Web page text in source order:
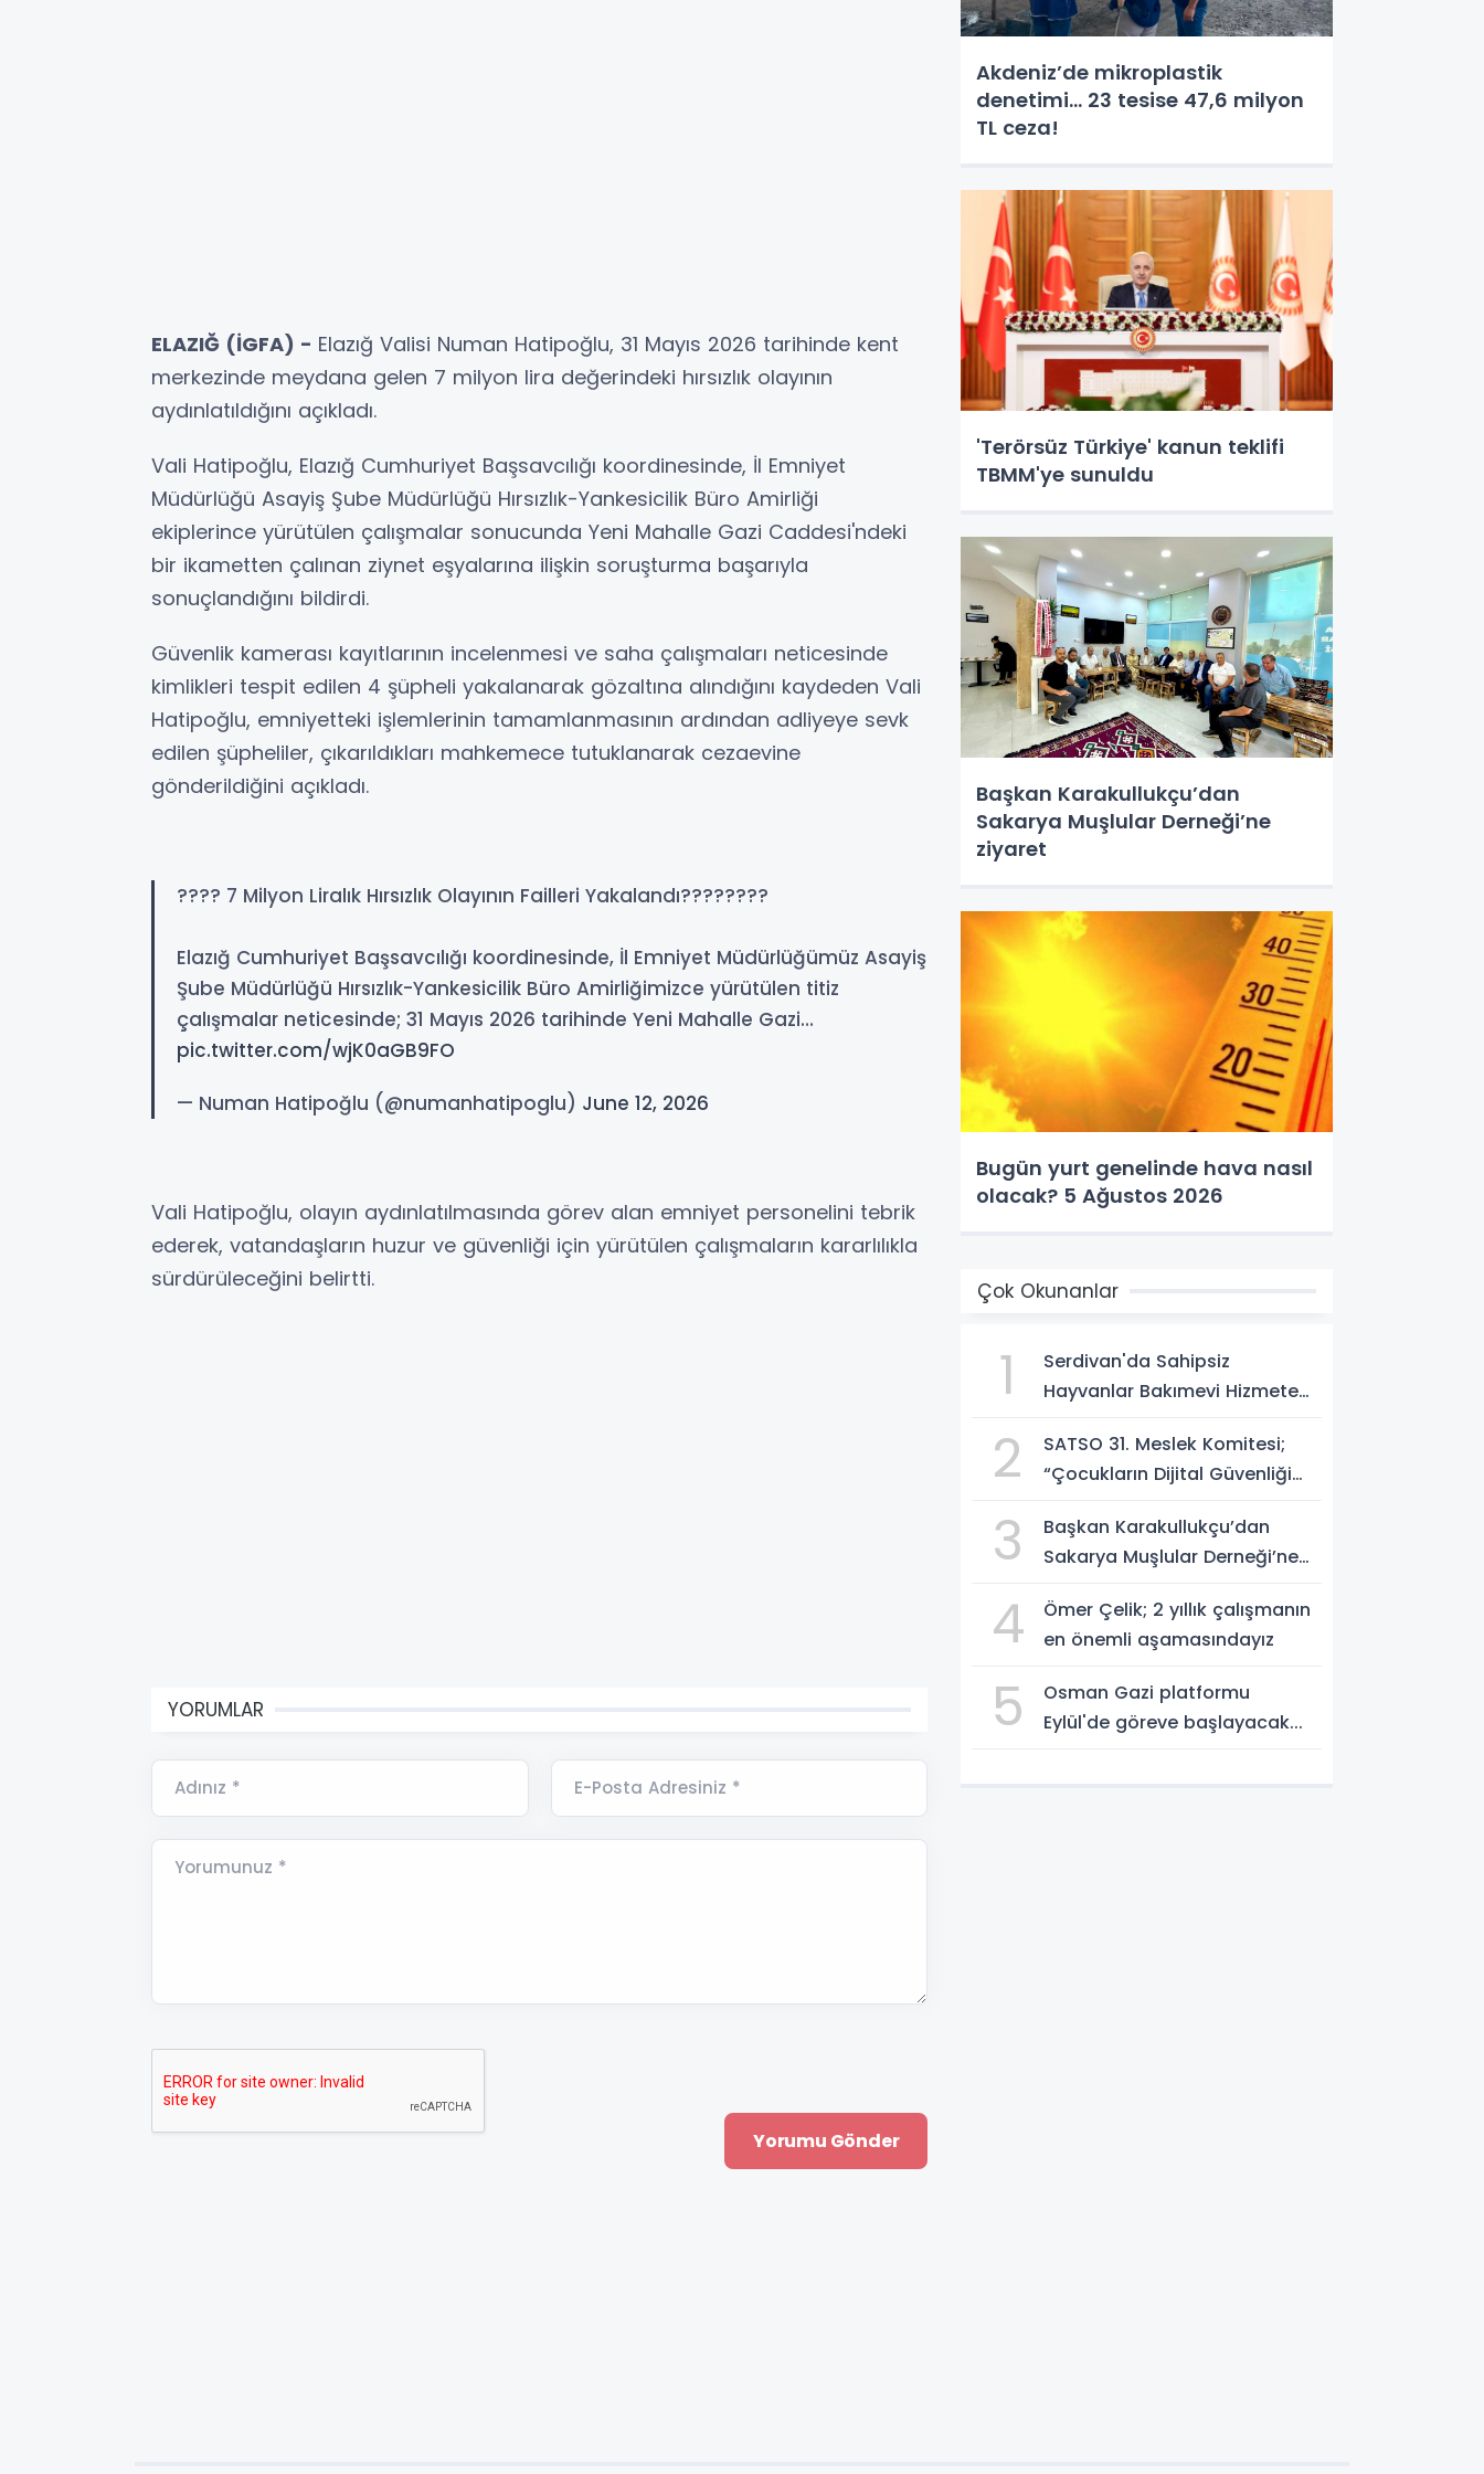
ELAZIĞ (İGFA) - Elazığ Valisi Numan Hatipoğlu, 31 Mayıs 2026 tarihinde kent
merkezinde meydana gelen 7 milyon lira değerindeki hırsızlık olayının
aydınlatıldığını açıkladı.
Vali Hatipoğlu, Elazığ Cumhuriyet Başsavcılığı koordinesinde, İl Emniyet
Müdürlüğü Asayiş Şube Müdürlüğü Hırsızlık-Yankesicilik Büro Amirliği
ekiplerince yürütülen çalışmalar sonucunda Yeni Mahalle Gazi Caddesi'ndeki
bir ikametten çalınan ziynet eşyalarına ilişkin soruşturma başarıyla
sonuçlandığını bildirdi.
Güvenlik kamerası kayıtlarının incelenmesi ve saha çalışmaları neticesinde
kimlikleri tespit edilen 4 şüpheli yakalanarak gözaltına alındığını kaydeden Vali
Hatipoğlu, emniyetteki işlemlerinin tamamlanmasının ardından adliyeye sevk
edilen şüpheliler, çıkarıldıkları mahkemece tutuklanarak cezaevine
gönderildiğini açıkladı.
???? 7 Milyon Liralık Hırsızlık Olayının Failleri Yakalandı????????
Elazığ Cumhuriyet Başsavcılığı koordinesinde, İl Emniyet Müdürlüğümüz Asayiş
Şube Müdürlüğü Hırsızlık-Yankesicilik Büro Amirliğimizce yürütülen titiz
çalışmalar neticesinde; 31 Mayıs 2026 tarihinde Yeni Mahalle Gazi…
pic.twitter.com/wjK0aGB9FO
— Numan Hatipoğlu (@numanhatipoglu) June 12, 2026
Vali Hatipoğlu, olayın aydınlatılmasında görev alan emniyet personelini tebrik
ederek, vatandaşların huzur ve güvenliği için yürütülen çalışmaların kararlılıkla
sürdürüleceğini belirtti.
YORUMLAR
Adınız * E-Posta Adresiniz *
Yorumunuz *
Akdeniz’de mikroplastik
denetimi... 23 tesise 47,6 milyon
TL ceza!
'Terörsüz Türkiye' kanun teklifi
TBMM'ye sunuldu
Başkan Karakullukçu’dan
Sakarya Muşlular Derneği’ne
ziyaret
Bugün yurt genelinde hava nasıl
olacak? 5 Ağustos 2026
Çok Okunanlar
1
Serdivan'da Sahipsiz
Hayvanlar Bakımevi Hizmete
Yuva
2
SATSO 31. Meslek Komitesi;
“Çocukların Dijital Güvenliği
3
Başkan Karakullukçu’dan
Sakarya Muşlular Derneği’ne
4
Ömer Çelik; 2 yıllık çalışmanın
en önemli aşamasındayız
5
Osman Gazi platformu
Eylül'de göreve başlayacak...